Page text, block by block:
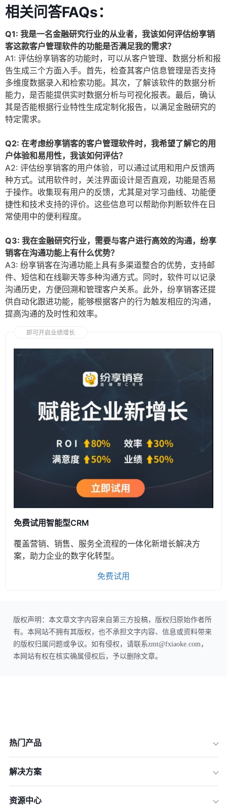
相关问答FAQs：
Q1: 我是一名金融研究行业的从业者，我该如何评估纷享销
客这款客户管理软件的功能是否满足我的需求？
A1: 评估纷享销客的功能时，可以从客户管理、数据分析和报
告生成三个方面入手。首先，检查其客户信息管理是否支持
多维度数据录入和检索功能。其次，了解该软件的数据分析
能力，是否能提供实时数据分析与可视化报表。最后，确认
其是否能根据行业特性生成定制化报告，以满足金融研究的
特定需求。
Q2: 在考虑纷享销客的客户管理软件时，我希望了解它的用
户体验和易用性，我该如何评估？
A2: 评估纷享销客的用户体验，可以通过试用和用户反馈两
种方式。试用软件时，关注界面设计是否直观，功能是否易
于操作。收集现有用户的反馈，尤其是对学习曲线、功能便
捷性和技术支持的评价。这些信息可以帮助你判断软件在日
常使用中的便利程度。
Q3: 我在金融研究行业，需要与客户进行高效的沟通，纷享
销客在沟通功能上有什么优势？
A3: 纷享销客在沟通功能上具有多渠道整合的优势，支持邮
件、短信和在线聊天等多种沟通方式。同时，软件可以记录
沟通历史，方便回溯和管理客户关系。此外，纷享销客还提
供自动化跟进功能，能够根据客户的行为触发相应的沟通，
提高沟通的及时性和效率。
即可开启业绩增长
免费试用智能型CRM
覆盖营销、销售、服务全流程的一体化新增长解决方
案，助力企业的数字化转型。
免费试用
版权声明：本文章文字内容来自第三方投稿，版权归原始作者所
有。本网站不拥有其版权，也不承担文字内容、信息或资料带来
的版权归属问题或争议。如有侵权，请联系zmt@fxiaoke.com，
本网站有权在核实确属侵权后，予以删除文章。
热门产品
解决方案
资源中心